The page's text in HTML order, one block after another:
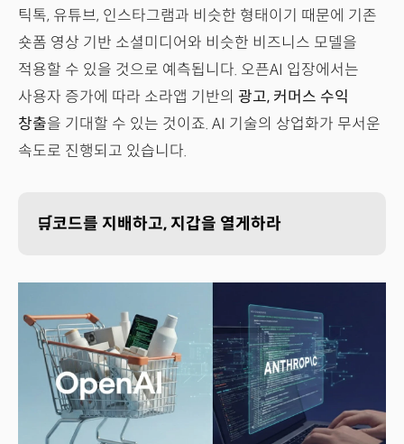
틱톡, 유튜브, 인스타그램과 비슷한 형태이기 때문에 기존
숏폼 영상 기반 소셜미디어와 비슷한 비즈니스 모델을
적용할 수 있을 것으로 예측됩니다. 오픈AI 입장에서는
사용자 증가에 따라 소라앱 기반의 광고, 커머스 수익
창출을 기대할 수 있는 것이죠. AI 기술의 상업화가 무서운
속도로 진행되고 있습니다.
🛒코드를 지배하고, 지갑을 열게하라